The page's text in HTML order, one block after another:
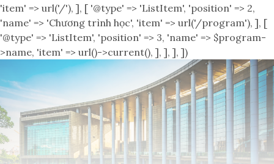
'item' => url('/'), ], [ '@type' => 'ListItem', 'position' => 2,
'name' => 'Chương trình học', 'item' => url('/program'), ], [
'@type' => 'ListItem', 'position' => 3, 'name' => $program-
>name, 'item' => url()->current(), ], ], ], ])